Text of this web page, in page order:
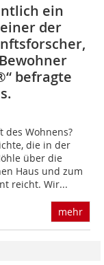
ein
der
befragte
des Wohnens?
die in der
über die
Haus und zum
reicht. Wir...
mehr